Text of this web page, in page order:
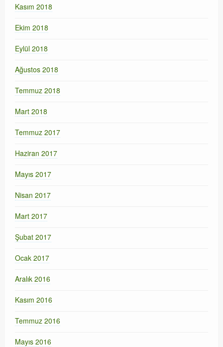
Kasım 2018
Ekim 2018
Eylül 2018
Ağustos 2018
Temmuz 2018
Mart 2018
Temmuz 2017
Haziran 2017
Mayıs 2017
Nisan 2017
Mart 2017
Şubat 2017
Ocak 2017
Aralık 2016
Kasım 2016
Temmuz 2016
Mayıs 2016